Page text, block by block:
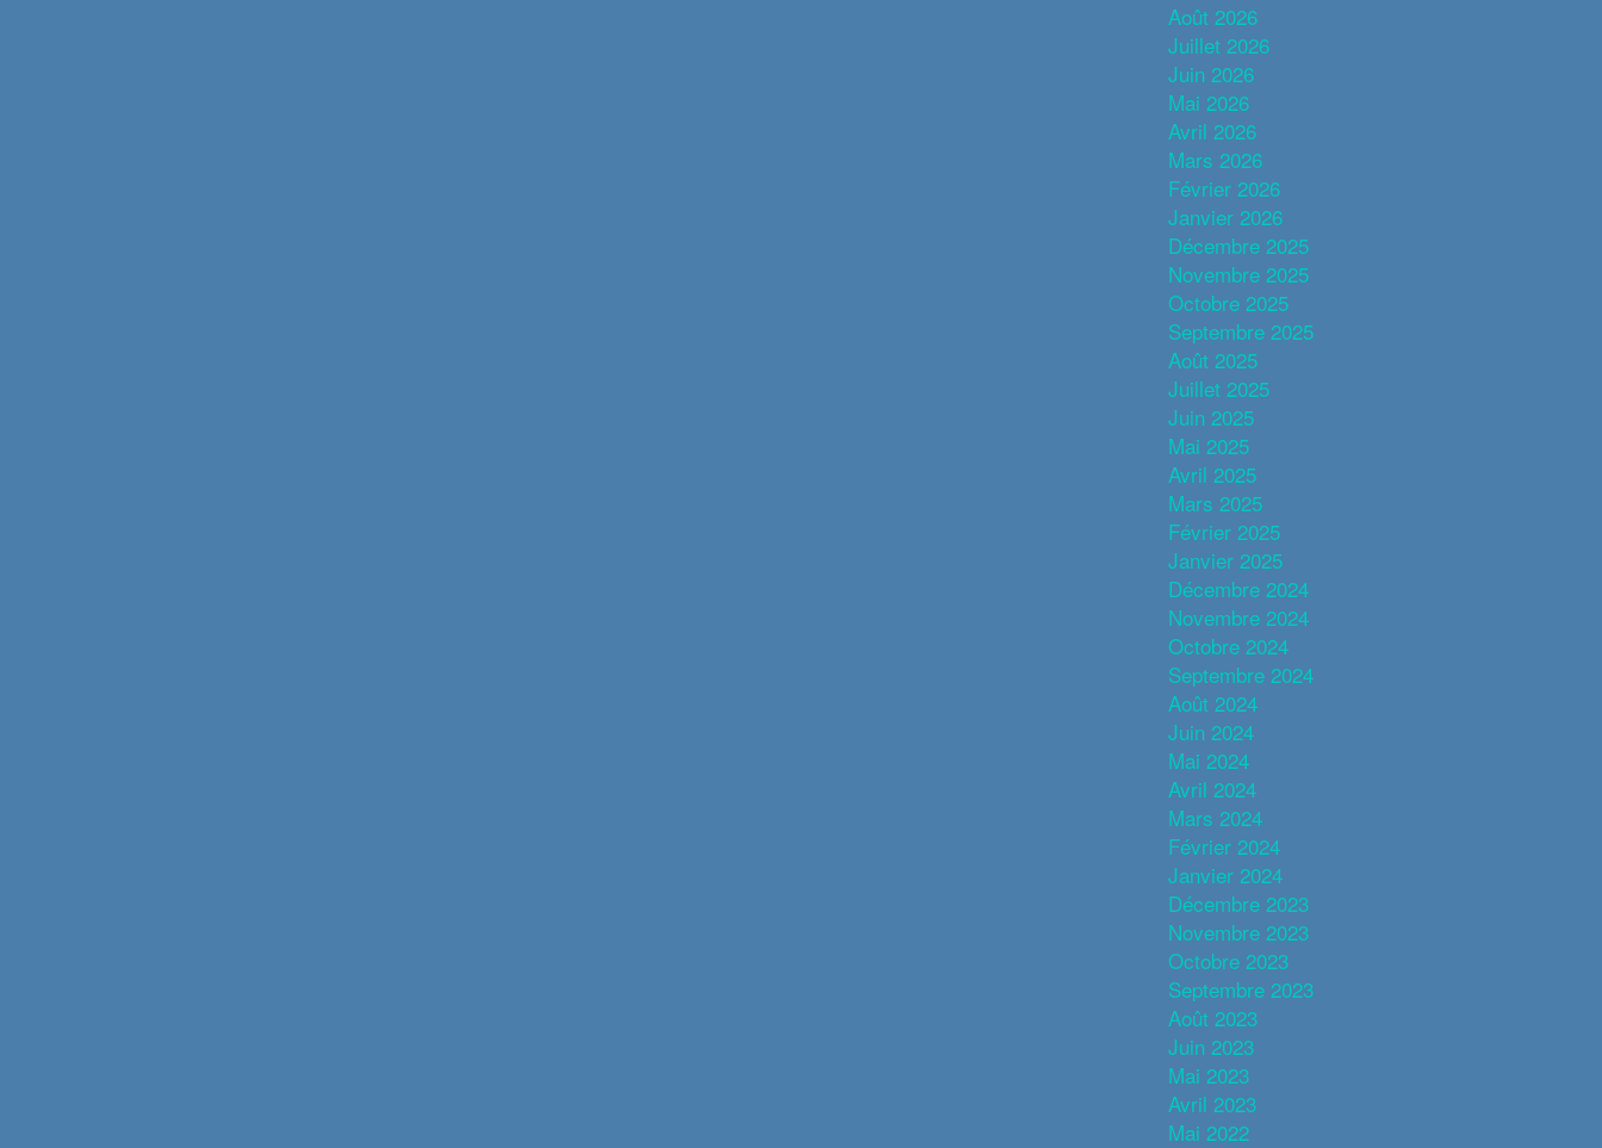
Août 2026
Juillet 2026
Juin 2026
Mai 2026
Avril 2026
Mars 2026
Février 2026
Janvier 2026
Décembre 2025
Novembre 2025
Octobre 2025
Septembre 2025
Août 2025
Juillet 2025
Juin 2025
Mai 2025
Avril 2025
Mars 2025
Février 2025
Janvier 2025
Décembre 2024
Novembre 2024
Octobre 2024
Septembre 2024
Août 2024
Juin 2024
Mai 2024
Avril 2024
Mars 2024
Février 2024
Janvier 2024
Décembre 2023
Novembre 2023
Octobre 2023
Septembre 2023
Août 2023
Juin 2023
Mai 2023
Avril 2023
Mai 2022